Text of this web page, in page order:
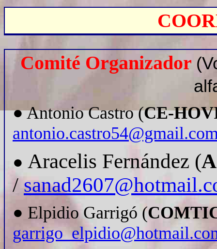
Comité Organizador
● Antonio Castro (CE-
● Aracelis Fernández (
/
● Elpidio Garrigó (